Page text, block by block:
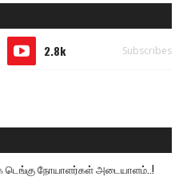
2.8k Subscribes
டெங்கு நோயாளர்கள் அடையாளம்..!